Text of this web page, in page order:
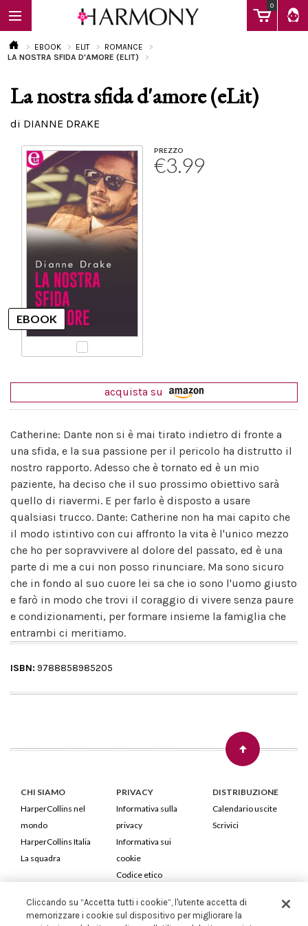
0
EBOOK
Calendario
EBOOK ELIT
ROMANCE
LA NOSTRA SFIDA D'AMORE (ELIT)
La nostra sfida d'amore (eLit)
di DIANNE DRAKE
PREZZO
€3.99
acquista su
Catherine: Dante non si è mai tirato indietro di fronte a
una sfida, e la sua passione per il pericolo ha distrutto il
nostro rapporto. Adesso che è tornato ed è un mio
paziente, ha deciso che il suo prossimo obiettivo sarà
quello di riavermi. E per farlo è disposto a usare
qualsiasi trucco. Dante: Catherine non ha mai capito che
il modo istintivo con cui affronto la vita è l'unico mezzo
che ho per sopravvivere al dolore del passato, ed è una
parte di me a cui non posso rinunciare. Ma sono sicuro
che in fondo al suo cuore lei sa che io sono l'uomo giusto
e farò in modo che trovi il coraggio di vivere senza paure
e condizionamenti, per formare insieme la famiglia che
entrambi ci meritiamo.
ISBN: 9788858985205
CHI SIAMO
HarperCollins nel
mondo
HarperCollins Italia
La squadra
PRIVACY
Informativa sulla
privacy
Informativa sui
cookie
Codice etico
DISTRIBUZIONE
Calendario uscite
Scrivici
HarperCollins Italia S.p.A. Viale Monte Nero, 84 - 20135 Milano
Cliccando su “Accetta tutti i cookie”, l'utente accetta di
memorizzare i cookie sul dispositivo per migliorare la